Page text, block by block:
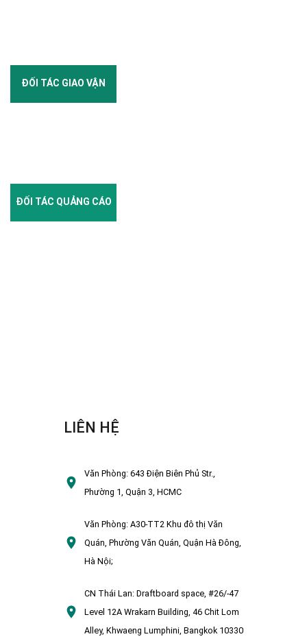
ĐỐI TÁC GIAO VẬN
ĐỐI TÁC QUẢNG CÁO
LIÊN HỆ
Văn Phòng:643 Điện Biên Phủ Str.,
Phường 1, Quận 3, HCMC
Văn Phòng:A30-TT2 Khu đô thị Văn
Quán, Phường Văn Quán, Quận Hà Đông,
Hà Nội;
CN Thái Lan: Draftboard space, #26/-47
Level 12A Wrakarn Building, 46 Chit Lom
Alley, Khwaeng Lumphini, Bangkok 10330